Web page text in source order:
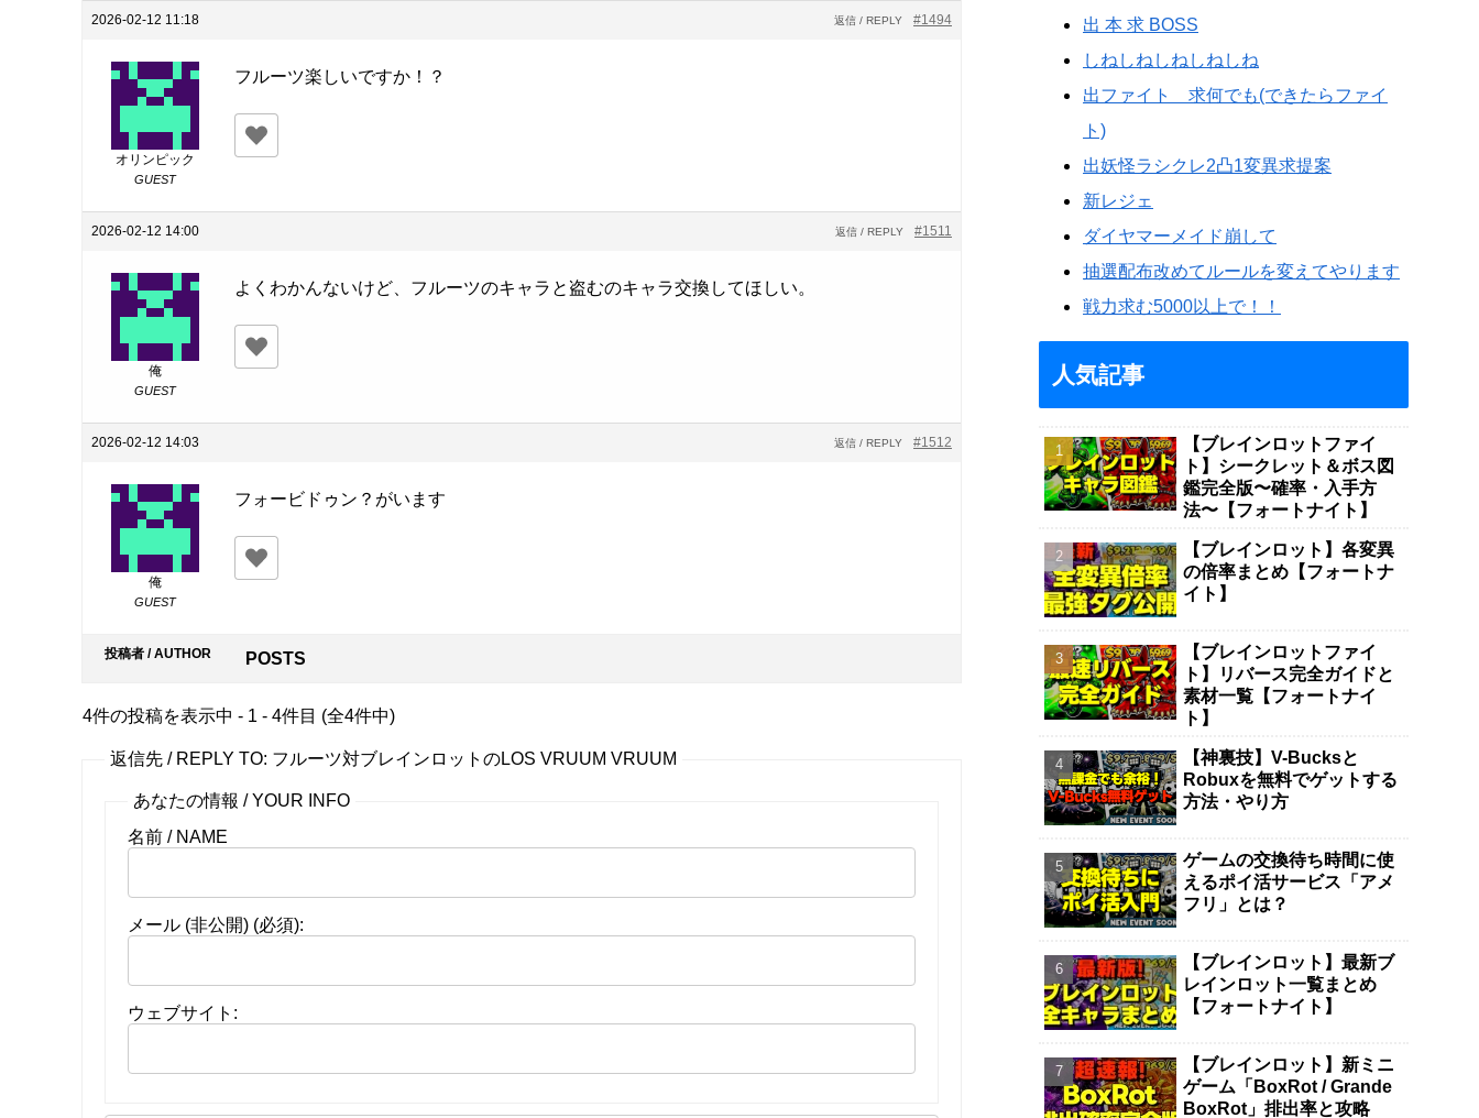
2026-02-12 11:18 #1494
返信 / REPLY
オリンピック
GUEST
フルーツ楽しいですか！？
2026-02-12 14:00 #1511
返信 / REPLY
俺
GUEST
よくわかんないけど、フルーツのキャラと盗むのキャラ交換してほしい。
2026-02-12 14:03 #1512
返信 / REPLY
俺
GUEST
フォービドゥン？がいます
投稿者 / AUTHOR POSTS
4件の投稿を表示中 - 1 - 4件目 (全4件中)
返信先 / REPLY TO: フルーツ対ブレインロットのLOS VRUUM VRUUM
あなたの情報 / YOUR INFO
名前 / NAME
メール (非公開) (必須):
ウェブサイト:
出 本 求 BOSS
しねしねしねしねしね
出ファイト 求何でも(できたらファイ
ト)
出妖怪ラシクレ2凸1変異求提案
新レジェ
ダイヤマーメイド崩して
抽選配布改めてルールを変えてやります
戦力求む5000以上で！！
人気記事
【ブレインロットファイ
ト】シークレット＆ボス図
鑑完全版〜確率・入手方
法〜【フォートナイト】
【ブレインロット】各変異
の倍率まとめ【フォートナ
イト】
【ブレインロットファイ
ト】リバース完全ガイドと
素材一覧【フォートナイ
ト】
【神裏技】V-Bucksと
Robuxを無料でゲットする
方法・やり方
ゲームの交換待ち時間に使
えるポイ活サービス「アメ
フリ」とは？
【ブレインロット】最新ブ
レインロット一覧まとめ
【フォートナイト】
【ブレインロット】新ミニ
ゲーム「BoxRot / Grande
BoxRot」排出率と攻略